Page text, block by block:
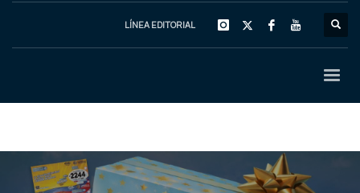
LÍNEA EDITORIAL